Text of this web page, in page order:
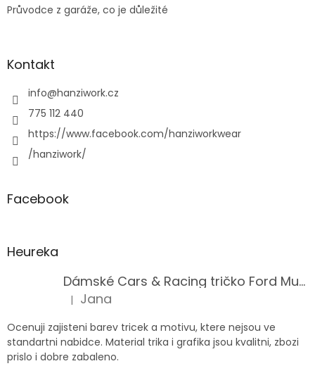
Průvodce z garáže, co je důležité
Kontakt
info@hanziwork.cz
775 112 440
https://www.facebook.com/hanziworkwear
/hanziwork/
Facebook
Heureka
Dámské Cars & Racing tričko Ford Mustang 5. generace
Hodnocení produktu je 5 z 5 hvězdiček.
| Jana
Ocenuji zajisteni barev tricek a motivu, ktere nejsou ve
standartni nabidce. Material trika i grafika jsou kvalitni, zbozi
prislo i dobre zabaleno.